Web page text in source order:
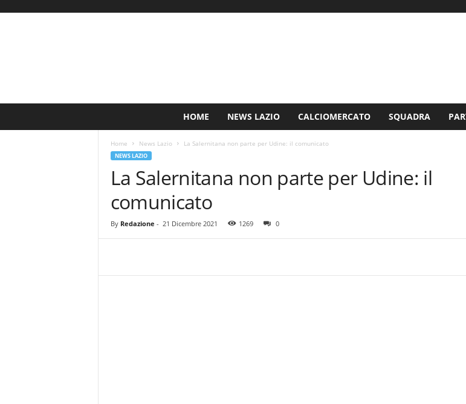
HOME NEWS LAZIO CALCIOMERCATO SQUADRA
Home News Lazio La Salernitana non parte per Udine: il comunicato
NEWS LAZIO
La Salernitana non parte per Udine: il
comunicato
By Redazione - 21 Dicembre 2021 1269 0